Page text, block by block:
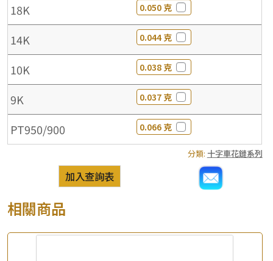
18K 0.050 克
14K 0.044 克
10K 0.038 克
9K 0.037 克
PT950/900 0.066 克
分類: 十字車花鏈系列
加入查詢表
相關商品